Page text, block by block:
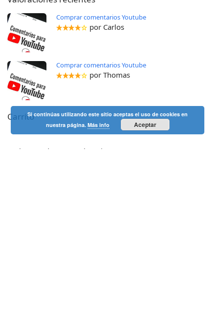
Comprar comentarios Youtube
por Carlos
Comprar comentarios Youtube
por Thomas
Carrito
No hay productos en el carrito.
Si continúas utilizando este sitio aceptas el uso de cookies en
nuestra página. Más info Aceptar